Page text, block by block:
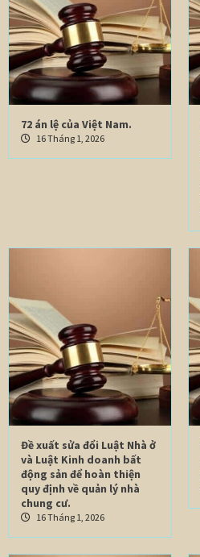
72 án lệ của Việt Nam.
16 Tháng 1, 2026
Đề xuất sửa đổi Luật Nhà ở
và Luật Kinh doanh bất
động sản để hoàn thiện
quy định về quản lý nhà
chung cư.
16 Tháng 1, 2026